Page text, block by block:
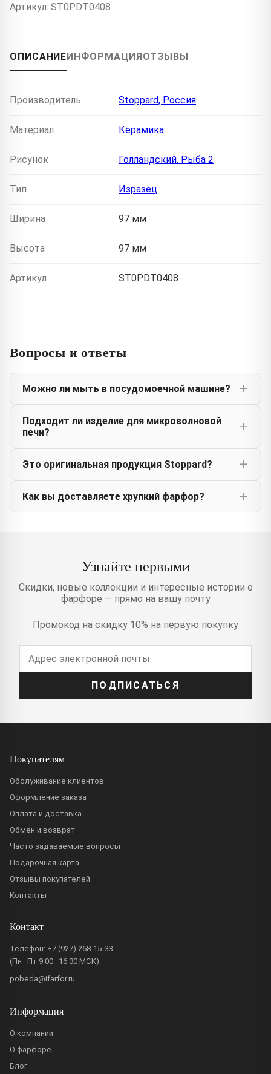
Артикул: ST0PDT0408
ОПИСАНИЕИНФОРМАЦИЯОТЗЫВЫ
Производитель Stoppard, Россия
Материал Керамика
Рисунок Голландский. Рыба 2
Тип Изразец
Ширина 97 мм
Высота 97 мм
Артикул ST0PDT0408
Вопросы и ответы
Можно ли мыть в посудомоечной машине?
Подходит ли изделие для микроволновой
печи?
Это оригинальная продукция Stoppard?
Как вы доставляете хрупкий фарфор?
Узнайте первыми
Скидки, новые коллекции и интересные истории о
фарфоре — прямо на вашу почту
Промокод на скидку 10% на первую покупку
ПОДПИСАТЬСЯ
Покупателям
Обслуживание клиентов
Оформление заказа
Оплата и доставка
Обмен и возврат
Часто задаваемые вопросы
Подарочная карта
Отзывы покупателей
Контакты
Контакт
Телефон: +7 (927) 268-15-33
(Пн–Пт 9:00–16:30 МСК)
pobeda@ifarfor.ru
Информация
О компании
О фарфоре
Блог